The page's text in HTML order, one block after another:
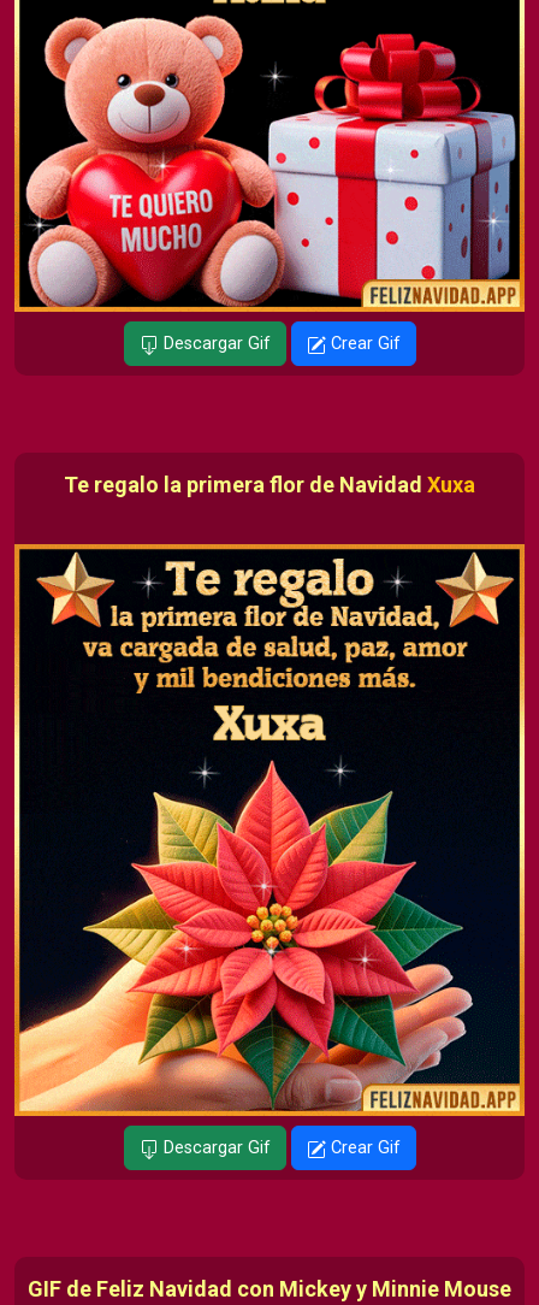
Descargar Gif Crear Gif
Te regalo la primera flor de Navidad Xuxa
Descargar Gif Crear Gif
GIF de Feliz Navidad con Mickey y Minnie Mouse